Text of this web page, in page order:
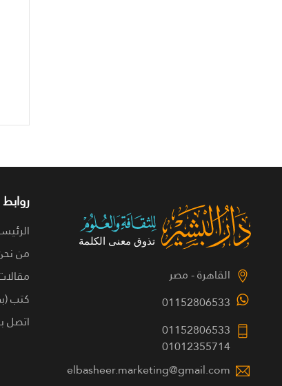
القاهرة - مصر
01152806533
01152806533
01012355714
elbasheer.marketing@gmail.com
من
كتب
اتصل